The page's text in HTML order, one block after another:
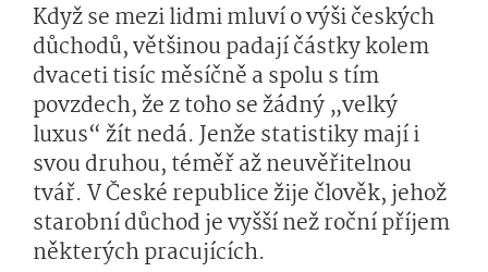
Když se mezi lidmi mluví o výši českých
důchodů, většinou padají částky kolem
dvaceti tisíc měsíčně a spolu s tím
povzdech, že z toho se žádný „velký
luxus“ žít nedá. Jenže statistiky mají i
svou druhou, téměř až neuvěřitelnou
tvář. V České republice žije člověk, jehož
starobní důchod je vyšší než roční příjem
některých pracujících.